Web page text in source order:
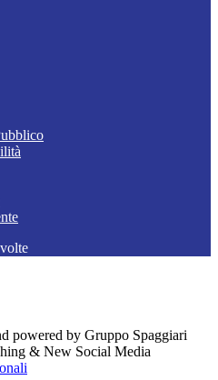
volte
powered by Gruppo Spaggiari
& New Social Media